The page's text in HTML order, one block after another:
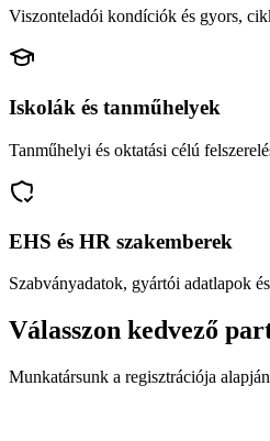
Viszonteladói kondíciók és gyors,
Iskolák és tanműhelyek
Tanműhelyi és oktatási célú
EHS és HR szakemberek
Szabványadatok, gyártói adatlapok
Válasszon kedvező
Munkatársunk a regisztrációja